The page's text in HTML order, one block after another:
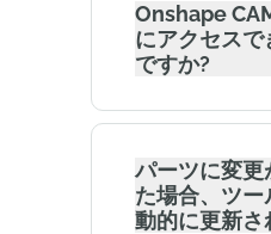
Onshape
にアクセスで
ですか?
パーツに変更
た場合、ツー
動的に更新さ